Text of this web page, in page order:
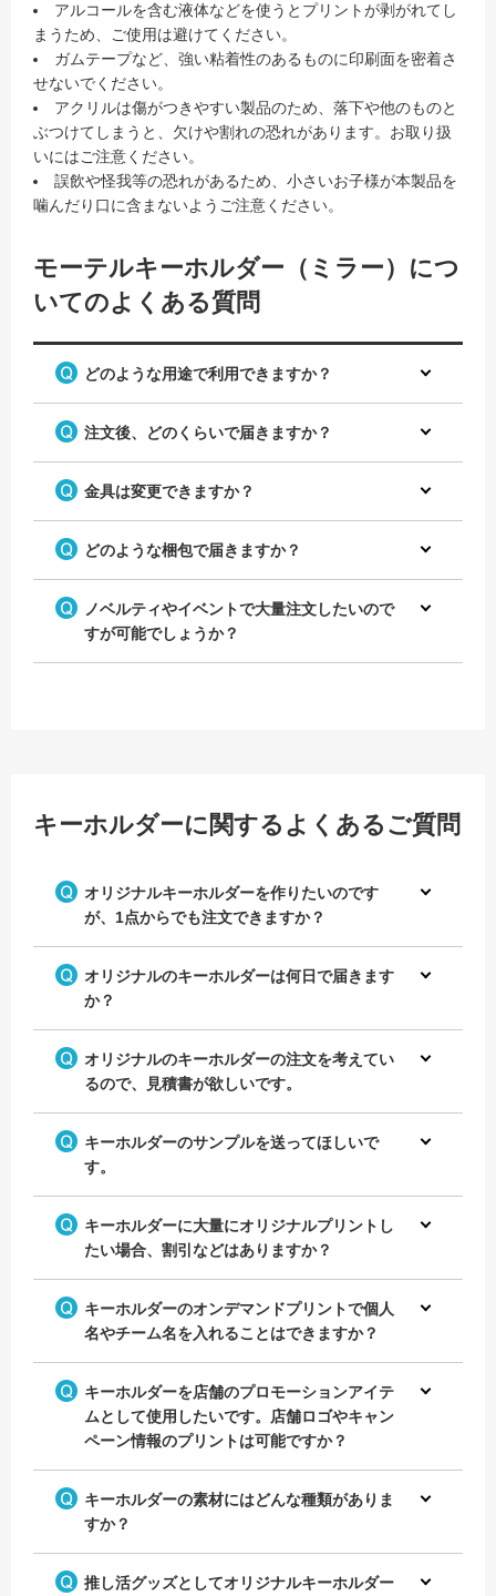
アルコールを含む液体などを使うとプリントが剥がれてし
まうため、ご使用は避けてください。
ガムテープなど、強い粘着性のあるものに印刷面を密着さ
せないでください。
アクリルは傷がつきやすい製品のため、落下や他のものと
ぶつけてしまうと、欠けや割れの恐れがあります。お取り扱
いにはご注意ください。
誤飲や怪我等の恐れがあるため、小さいお子様が本製品を
噛んだり口に含まないようご注意ください。
モーテルキーホルダー（ミラー）につ
いてのよくある質問
どのような用途で利用できますか？
注文後、どのくらいで届きますか？
金具は変更できますか？
どのような梱包で届きますか？
ノベルティやイベントで大量注文したいので
すが可能でしょうか？
キーホルダーに関するよくあるご質問
オリジナルキーホルダーを作りたいのです
が、1点からでも注文できますか？
オリジナルのキーホルダーは何日で届きます
か？
オリジナルのキーホルダーの注文を考えてい
るので、見積書が欲しいです。
キーホルダーのサンプルを送ってほしいで
す。
キーホルダーに大量にオリジナルプリントし
たい場合、割引などはありますか？
キーホルダーのオンデマンドプリントで個人
名やチーム名を入れることはできますか？
キーホルダーを店舗のプロモーションアイテ
ムとして使用したいです。店舗ロゴやキャン
ペーン情報のプリントは可能ですか？
キーホルダーの素材にはどんな種類がありま
すか？
推し活グッズとしてオリジナルキーホルダー